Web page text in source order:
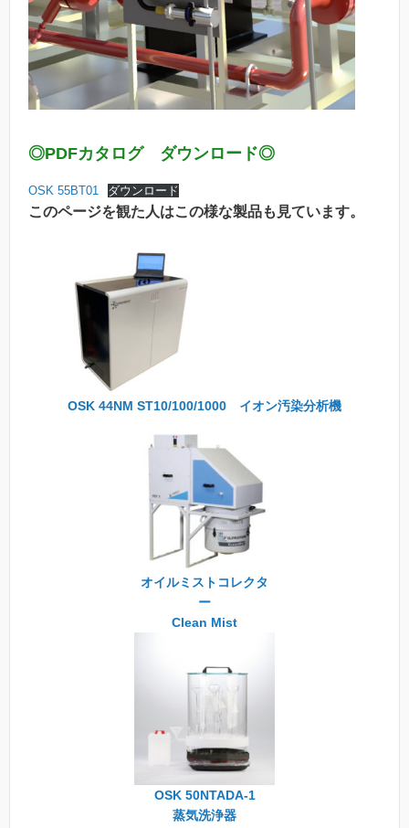
◎PDFカタログ ダウンロード◎
OSK 55BT01 ダウンロード
このページを観た人はこの様な製品も見ています。
OSK 44NM ST10/100/1000 イオン汚染分析機
オイルミストコレクタ
ー
Clean Mist
OSK 50NTADA-1
蒸気洗浄器